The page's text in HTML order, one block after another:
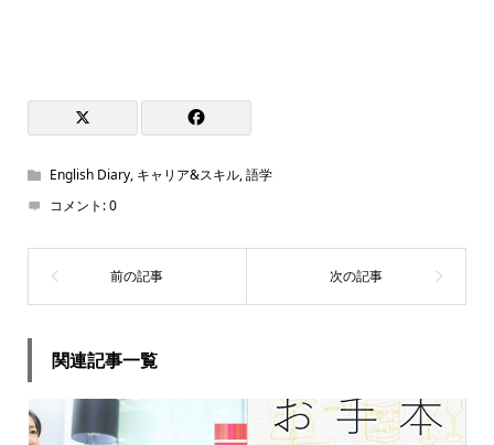
English Diary, キャリア&スキル,語学
コメント:0
関連記事一覧